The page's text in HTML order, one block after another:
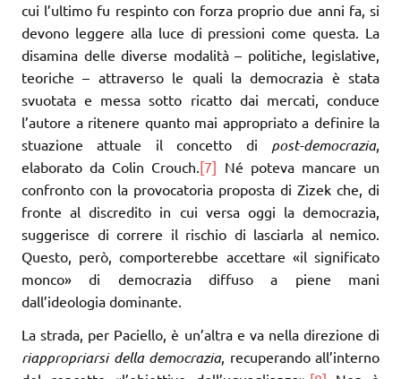
cui l’ultimo fu respinto con forza proprio due anni fa, si
devono leggere alla luce di pressioni come questa. La
disamina delle diverse modalità – politiche, legislative,
teoriche – attraverso le quali la democrazia è stata
svuotata e messa sotto ricatto dai mercati, conduce
l’autore a ritenere quanto mai appropriato a definire la
stuazione attuale il concetto di post-democrazia,
elaborato da Colin Crouch.[7] Né poteva mancare un
confronto con la provocatoria proposta di Zizek che, di
fronte al discredito in cui versa oggi la democrazia,
suggerisce di correre il rischio di lasciarla al nemico.
Questo, però, comporterebbe accettare «il significato
monco» di democrazia diffuso a piene mani
dall’ideologia dominante.
La strada, per Paciello, è un’altra e va nella direzione di
riappropriarsi della democrazia, recuperando all’interno